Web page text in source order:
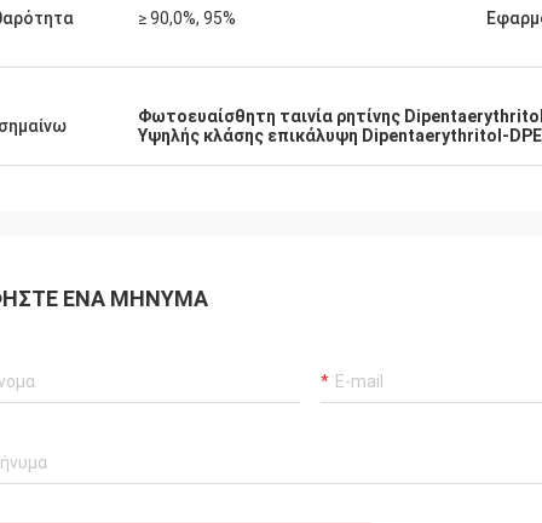
≥ 90,0%, 95%
Φωτοευαίσθητη ταινία ρητίνης
Υψηλής κλάσης επικάλυψη Dipentaerythritol-DPE
ΈΝΑ ΜΉΝΥΜΑ